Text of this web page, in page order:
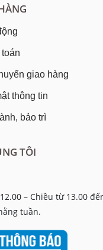
giao hàng
thông tin
bảo trì
TÔI
– Chiều từ 13.00
tuần.